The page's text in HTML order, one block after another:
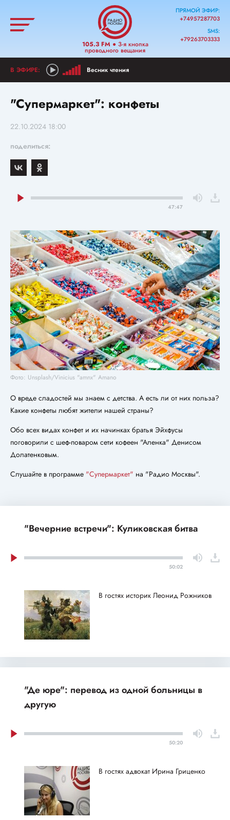
105.3 FM● 3-я кнопка
проводного вещания
ПРЯМОЙ ЭФИР:
+74957287703
SMS:
+79263703333
Весник чтения
"Супермаркет": конфеты
22.10.2024 18:00
поделиться:
47:47
Фото: Unsplash/Vinicius "amnx" Amano
О вреде сладостей мы знаем с детства. А есть ли от них польза?
Какие конфеты любят жители нашей страны?
Обо всех видах конфет и их начинках братья Эйхфусы
поговорили с шеф-поваром сети кофеен "Аленка" Денисом
Долатенковым.
Слушайте в программе "Супермаркет" на "Радио Москвы".
"Вечерние встречи": Куликовская битва
50:02
В гостях историк Леонид Рожников
"Де юре": перевод из одной больницы в
другую
50:20
В гостях адвокат Ирина Гриценко